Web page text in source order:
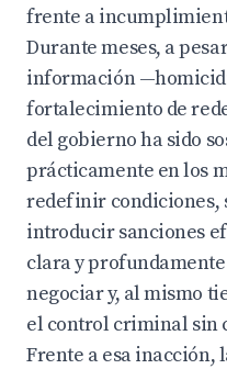
frente a
Durante meses, a
información
fortalecimiento de
del gobierno ha sido
prácticamente en los
redefinir condiciones,
introducir sanciones
clara y
negociar y, al mismo
el control criminal sin
Frente a esa inacción,